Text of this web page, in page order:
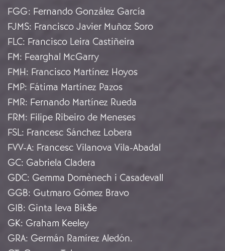
FGG: Fernando González García
FJMS: Francisco Javier Muñoz Soro
FLC: Francisco Leira Castiñeira
FM: Fearghal McGarry
FMH: Francisco Martínez Hoyos
FMP: Fátima Martínez Pazos
FMR: Fernando Martínez Rueda
FRM: Filipe Ribeiro de Meneses
FSL: Francesc Sánchez Lobera
FVV-A: Francesc Vilanova Vila-Abadal
GC: Gabriela Cladera
GDC: Gemma Domènech i Casadevall
GGB: Gutmaro Gómez Bravo
GIB: Ginta Ieva Bikše
GK: Graham Keeley
GRA: Germán Ramírez Aledón.